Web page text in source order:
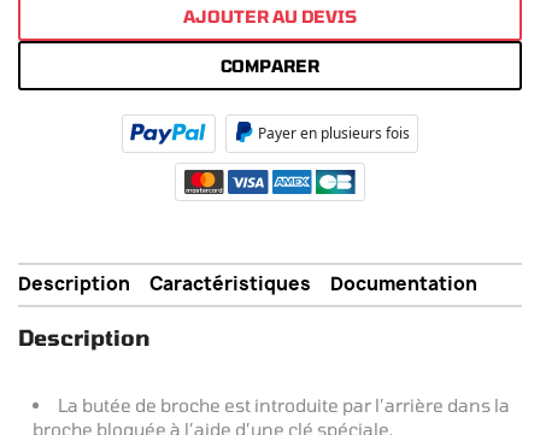
AJOUTER AU DEVIS
COMPARER
Payer en plusieurs fois
Description Caractéristiques Documentation
Description
La butée de broche est introduite par l’arrière dans la
broche bloquée à l’aide d’une clé spéciale.